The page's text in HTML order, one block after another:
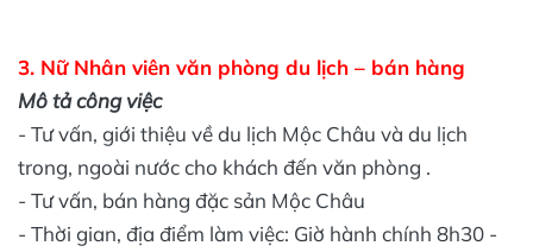
3. Nữ Nhân viên văn phòng du lịch – bán hàng
Mô tả công việc
- Tư vấn, giới thiệu về du lịch Mộc Châu và du lịch
trong, ngoài nước cho khách đến văn phòng .
- Tư vấn, bán hàng đặc sản Mộc Châu
- Thời gian, địa điểm làm việc: Giờ hành chính 8h30 -